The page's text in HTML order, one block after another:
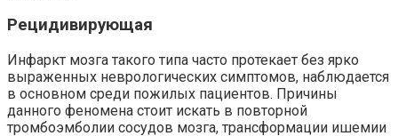
Рецидивирующая
Инфаркт мозга такого типа часто протекает без ярко
выраженных неврологических симптомов, наблюдается
в основном среди пожилых пациентов. Причины
данного феномена стоит искать в повторной
тромбоэмболии сосудов мозга, трансформации ишемии